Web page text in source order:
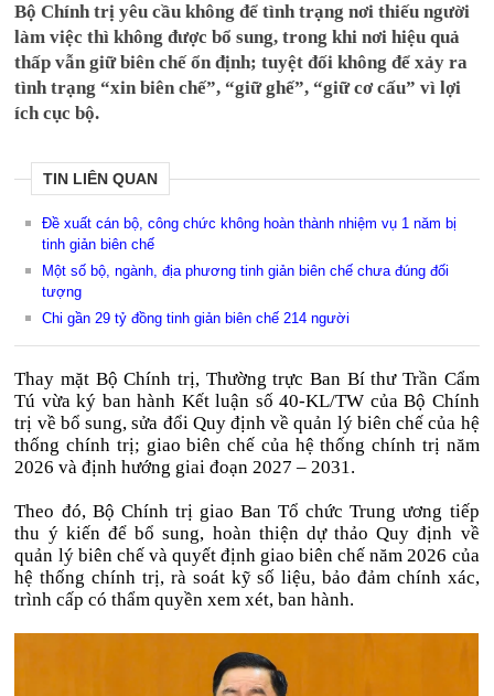
Bộ Chính trị yêu cầu không để tình trạng nơi thiếu người
làm việc thì không được bổ sung, trong khi nơi hiệu quả
thấp vẫn giữ biên chế ổn định; tuyệt đối không để xảy ra
tình trạng “xin biên chế”, “giữ ghế”, “giữ cơ cấu” vì lợi
ích cục bộ.
TIN LIÊN QUAN
Đề xuất cán bộ, công chức không hoàn thành nhiệm vụ 1 năm bị
tinh giản biên chế
Một số bộ, ngành, địa phương tinh giản biên chế chưa đúng đối
tượng
Chi gần 29 tỷ đồng tinh giản biên chế 214 người
Thay mặt Bộ Chính trị, Thường trực Ban Bí thư Trần Cẩm
Tú vừa ký ban hành Kết luận số 40-KL/TW của Bộ Chính
trị về bổ sung, sửa đổi Quy định về quản lý biên chế của hệ
thống chính trị; giao biên chế của hệ thống chính trị năm
2026 và định hướng giai đoạn 2027 – 2031.
Theo đó, Bộ Chính trị giao Ban Tổ chức Trung ương tiếp
thu ý kiến để bổ sung, hoàn thiện dự thảo Quy định về
quản lý biên chế và quyết định giao biên chế năm 2026 của
hệ thống chính trị, rà soát kỹ số liệu, bảo đảm chính xác,
trình cấp có thẩm quyền xem xét, ban hành.